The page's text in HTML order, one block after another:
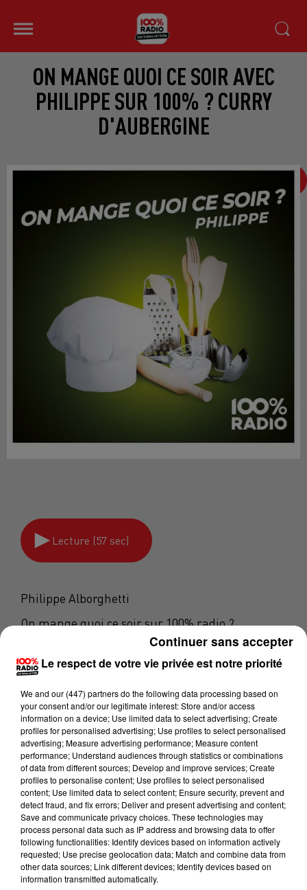
ON MANGE QUOI CE SOIR AVEC
PHILIPPE SUR 100% ? CURRY
D'AUBERGINE
Lecture (57 sec)
Philippe Alborghetti
On mange quoi ce soir sur 100% radio ?
ON MANGE QUOI CE SOIR AVEC PHILIPPE SUR
100% ? CURRY D'AUBERGINE
Curry d'aubergine
· 2 aubergines
· 2 patates douces
· 1 oignon
· 2 gousses d'ail
· 10 g de gingembre frais
· 3 c/s de tamari
Le respect de votre vie privée est notre priorité
We and our (447) partnersdo the following data processing based on
your consent and/or our legitimate interest: Store and/or access
information on a device; Use limited data to select advertising; Create
profiles for personalised advertising; Use profiles to select personalised
advertising; Measure advertising performance; Measure content
performance; Understand audiences through statistics or combinations
of data from different sources; Develop and improve services; Create
profiles to personalise content; Use profiles to select personalised
content; Use limited data to select content; Ensure security, prevent and
detect fraud, and fix errors; Deliver and present advertising and content;
Save and communicate privacy choices. These technologies may
process personal data such as IP address and browsing data to offer
following functionalities: Identify devices based on information actively
requested; Use precise geolocation data; Match and combine data from
other data sources; Link different devices; Identify devices based on
information transmitted automatically.
Continuer sans accepter